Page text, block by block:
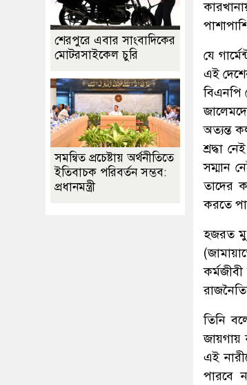
যে
এই
বিএনপি
অত্যন্ত
শ্রদ্ধা
সম্মান
তাদের
করতে
হজরত
তিনি
জায়গায়
এই
পারবে
শেরপুরে এবার সাংবাদিকের
মোটরসাইকেল চুরি
সমন্বিত প্রচেষ্টায় অর্থনীতিতে
ইতিবাচক পরিবর্তন সম্ভব:
প্রধানমন্ত্রী